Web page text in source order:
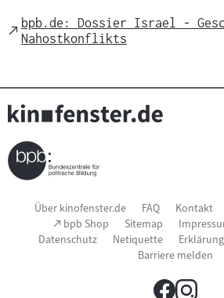
External
Link
bpb.de: Dossier Israel -
Nahostkonflikts
Seitenfußnavigation
Über kinofenster.de FAQ Kontakt
(Link
öffnet
im
bpb Shop Sitemap
Datenschutz
Netiquette
Barriere melden